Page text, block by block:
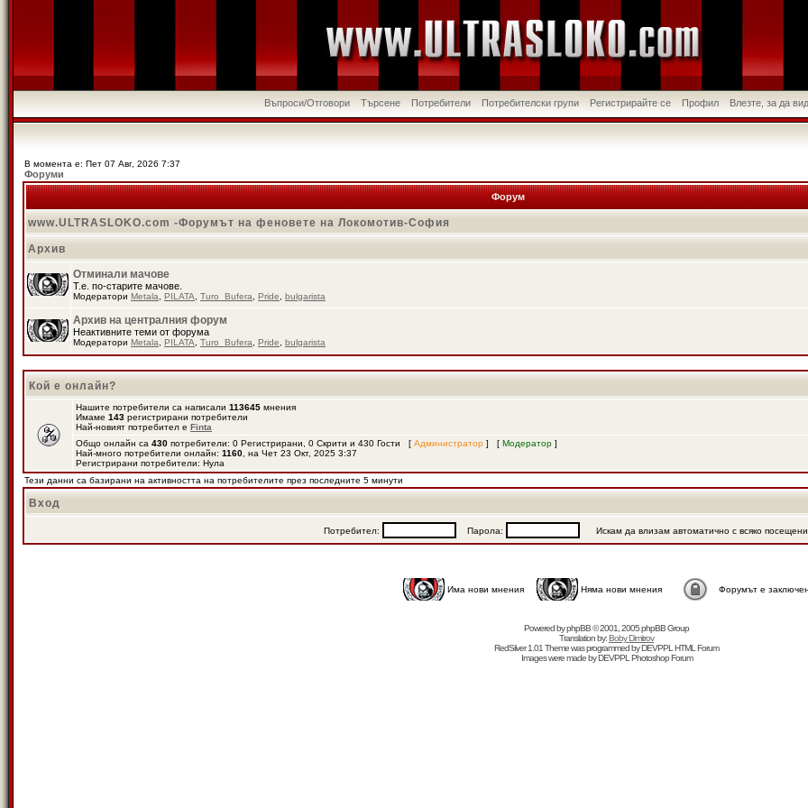
Въпроси/Отговори Търсене Потребители Потребителски групи Регистрирайте се Профил Влезте, за да
В момента е: Пет 07 Авг, 2026 7:37
Форуми
Форум
www.ULTRASLOKO.com -Форумът на феновете на Локомотив-София
Архив
Отминали мачове
Т.е. по-старите мачове.
Модератори Metala PILATA Turo_Bufera Pride bulgarista
Архив на централния форум
Неактивните теми от форума
Модератори Metala PILATA Turo_Bufera Pride bulgarista
Кой е онлайн?
Нашите потребители са написали 113645 мнения
Имаме 143 регистрирани потребители
Най-новият потребител е Finta
Общо онлайн са 430 потребители: 0 Регистрирани, 0 Скрити и 430 Гости [ Администратор ] [ Модератор ]
Най-много потребители онлайн: 1160 , на Чет 23 Окт, 2025 3:37
Регистрирани потребители: Нула
Тези данни са базирани на активността на потребителите през последните 5 минути
Вход
Потребител: Парола: Искам да влизам автоматично с всяко
Има нови мнения Няма нови мнения Форумът е
Powered byphpBB© 2001, 2005 phpBB Group
Translation by:Boby Dimitrov
RedSilver 1.01 Theme was programmed byDEVPPL HTML Forum
Images were made byDEVPPL Photoshop Forum